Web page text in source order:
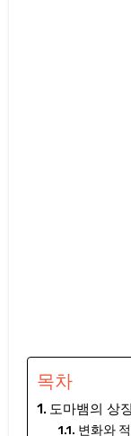
목차
도마뱀의 상
변화와